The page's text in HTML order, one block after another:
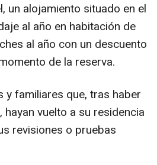
un alojamiento situado en el
al año en habitación de
al año con un descuento
de la reserva.
familiares que, tras haber
vuelto a su residencia
revisiones o pruebas